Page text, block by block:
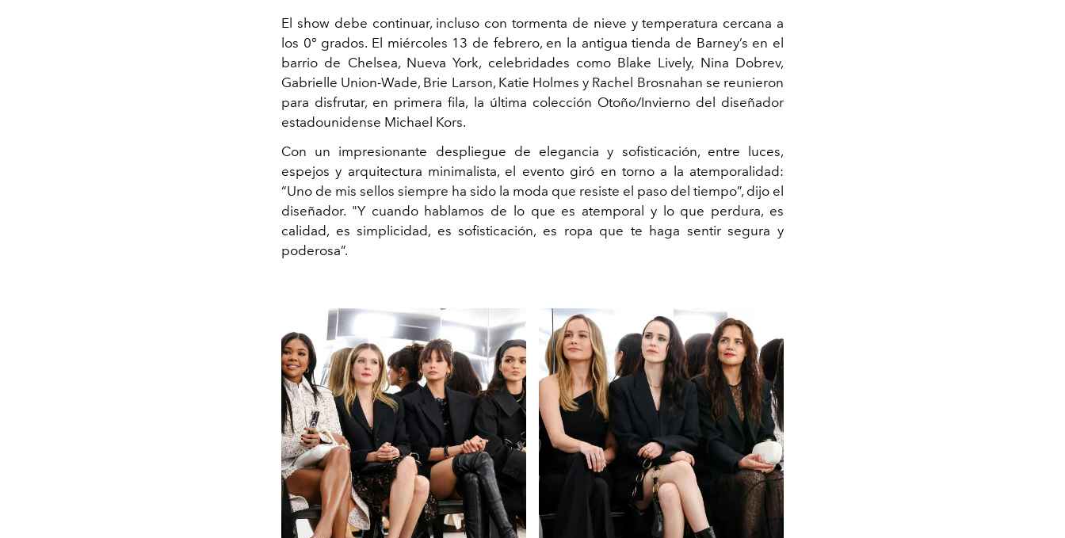
El show debe continuar, incluso con tormenta de nieve y temperatura cercana a
los 0° grados. El miércoles 13 de febrero, en la antigua tienda de Barney’s en el
barrio de Chelsea, Nueva York, celebridades como Blake Lively, Nina Dobrev,
Gabrielle Union-Wade, Brie Larson, Katie Holmes y Rachel Brosnahan se reunieron
para disfrutar, en primera fila, la última colección Otoño/Invierno del diseñador
estadounidense Michael Kors.
Con un impresionante despliegue de elegancia y sofisticación, entre luces,
espejos y arquitectura minimalista, el evento giró en torno a la atemporalidad:
“Uno de mis sellos siempre ha sido la moda que resiste el paso del tiempo”, dijo el
diseñador. "Y cuando hablamos de lo que es atemporal y lo que perdura, es
calidad, es simplicidad, es sofisticación, es ropa que te haga sentir segura y
poderosa”.